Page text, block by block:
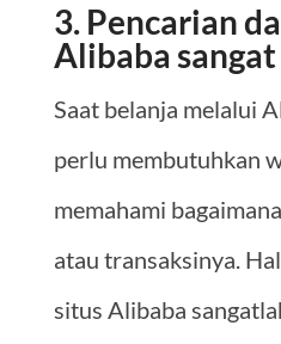
3. Pencarian
Alibaba
Saat belanja melalui
perlu membutuhkan
memahami
atau transaksinya.
situs Alibaba